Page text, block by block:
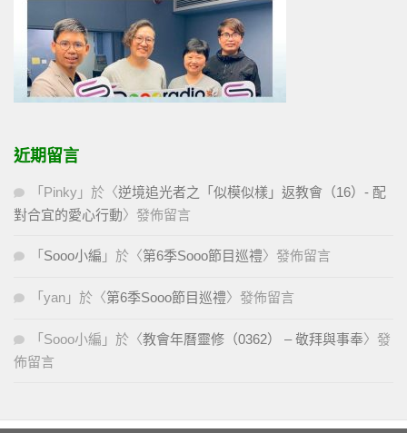
近期留言
「 Pinky 」於〈逆境追光者之「似模似樣」返教會（16）- 配
對合宜的愛心行動〉發佈留言
「 Sooo小編 」於〈第6季Sooo節目巡禮〉發佈留言
「 yan 」於〈第6季Sooo節目巡禮〉發佈留言
「 Sooo小編 」於〈教會年曆靈修（0362） – 敬拜與事奉〉發
佈留言